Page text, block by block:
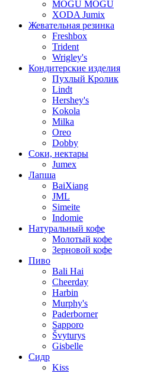
MOGU MOGU
XODA Jumix
Жевательная резинка
Freshbox
Trident
Wrigley's
Кондитерские изделия
Пухлый Кролик
Lindt
Hershey's
Kokola
Milka
Oreo
Dobby
Соки, нектары
Jumex
Лапша
BaiXiang
JML
Simeite
Indomie
Натуральный кофе
Молотый кофе
Зерновой кофе
Пиво
Bali Hai
Cheerday
Harbin
Murphy's
Paderborner
Sapporo
Švyturys
Gisbelle
Сидр
Kiss